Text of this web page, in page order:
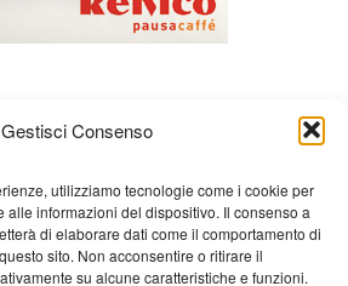
Gestisci Consenso
utilizziamo tecnologie come i cookie per
alle informazioni del dispositivo. Il consenso a
di elaborare dati come il comportamento di
sito. Non acconsentire o ritirare il
su alcune caratteristiche e funzioni.
Minardi
Gear